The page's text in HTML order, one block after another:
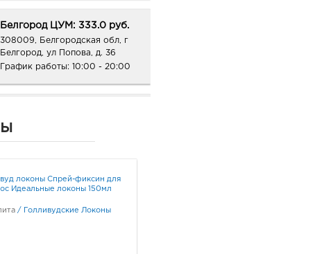
Белгород ЦУМ: 333.0 руб.
308009, Белгородская обл, г
Белгород, ул Попова, д. 36
График работы: 10:00 - 20:00
руб.
308036, Белгородская обл, г
Белгород Рио: 333.0 руб.
локоны Спрей-фиксин для
Идеальные локоны 150мл
/ Голливудские Локоны